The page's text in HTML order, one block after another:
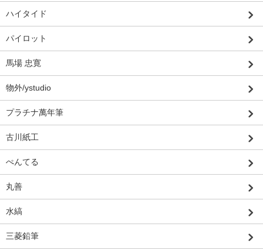
ハイタイド
パイロット
馬場 忠寛
物外/ystudio
プラチナ萬年筆
古川紙工
ぺんてる
丸善
水縞
三菱鉛筆